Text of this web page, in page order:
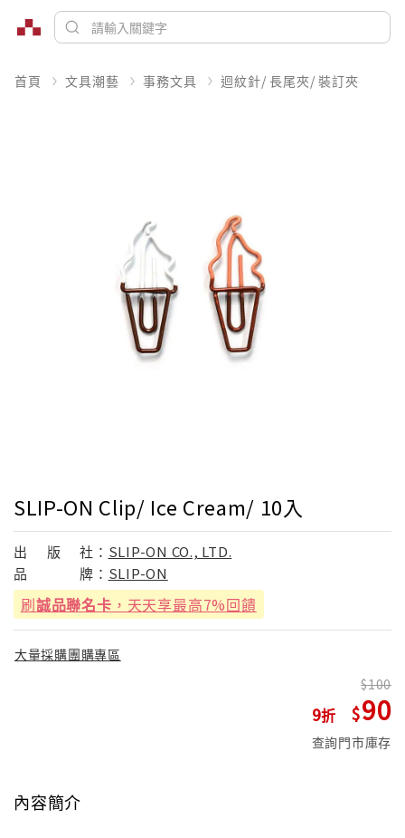
首頁 文具潮藝 事務文具 迴紋針/ 長尾夾/ 裝訂夾
SLIP-ON Clip/ Ice Cream/ 10入
出 版 社： SLIP-ON CO., LTD.
品
牌： SLIP-ON
刷誠品聯名卡 ，天天享最高7%回饋
大量採購團購專區
9
100
90
查詢門市庫存
內容簡介